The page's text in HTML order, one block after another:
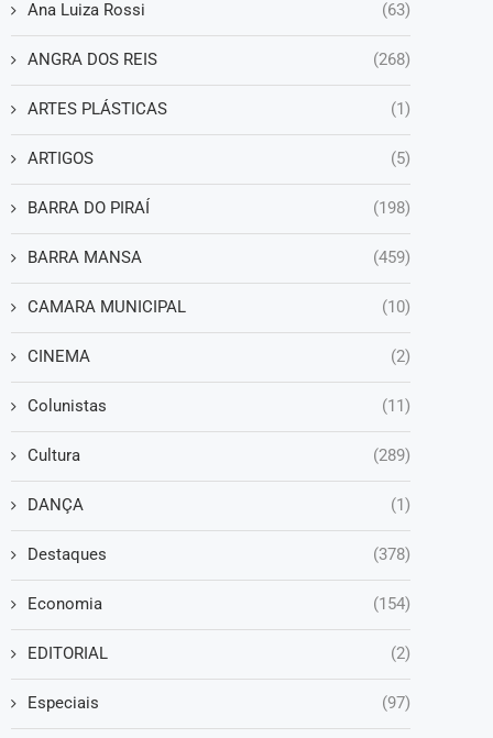
Ana Luiza Rossi (63)
ANGRA DOS REIS (268)
ARTES PLÁSTICAS (1)
ARTIGOS (5)
BARRA DO PIRAÍ (198)
BARRA MANSA (459)
CAMARA MUNICIPAL (10)
CINEMA (2)
Colunistas (11)
Cultura (289)
DANÇA (1)
Destaques (378)
Economia (154)
EDITORIAL (2)
Especiais (97)